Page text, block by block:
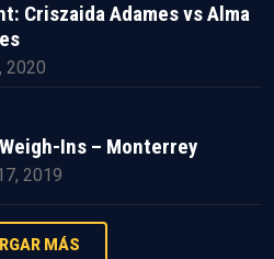
Criszaida Adames vs Alma
2020
Ins – Monterrey
2019
MÁS